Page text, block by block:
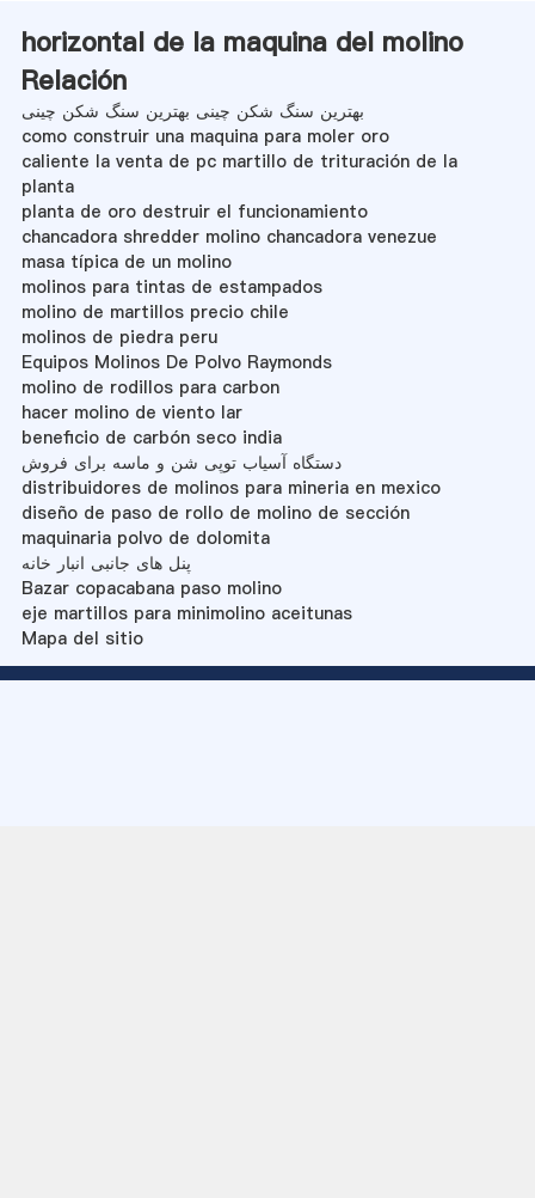
horizontal de la maquina del molino
Relación
بهترین سنگ شکن چینی بهترین سنگ شکن چینی
como construir una maquina para moler oro
caliente la venta de pc martillo de trituración de la
planta
planta de oro destruir el funcionamiento
chancadora shredder molino chancadora venezue
masa típica de un molino
molinos para tintas de estampados
molino de martillos precio chile
molinos de piedra peru
Equipos Molinos De Polvo Raymonds
molino de rodillos para carbon
hacer molino de viento lar
beneficio de carbón seco india
دستگاه آسیاب توپی شن و ماسه برای فروش
distribuidores de molinos para mineria en mexico
diseño de paso de rollo de molino de sección
maquinaria polvo de dolomita
پنل های جانبی انبار خانه
Bazar copacabana paso molino
eje martillos para minimolino aceitunas
Mapa del sitio